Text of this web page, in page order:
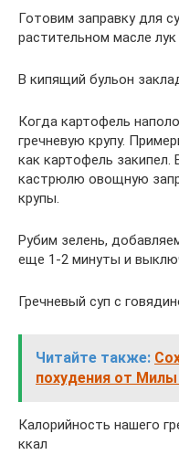
Готовим заправку для
растительном масле
В кипящий бульон
Когда картофель
гречневую крупу.
как картофель
кастрюлю овощную
крупы.
Рубим зелень,
еще 1-2 минуты и
Гречневый суп с
Читайте также:
похудения от Милы
Калорийность нашего
ккал